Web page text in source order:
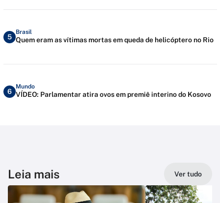
5
Brasil
Quem eram as vítimas mortas em queda de helicóptero no Rio
6
Mundo
VÍDEO: Parlamentar atira ovos em premiê interino do Kosovo
Leia mais Ver tudo